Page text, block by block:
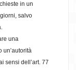
in un
salvo
una
un’autorità
sensi dell’art. 77